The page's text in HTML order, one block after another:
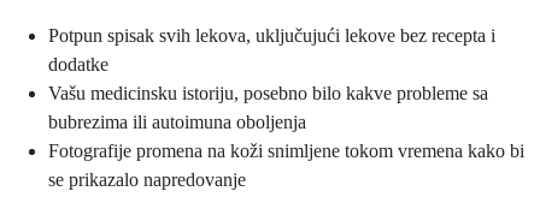
Potpun spisak svih lekova, uključujući lekove bez recepta i
dodatke
Vašu medicinsku istoriju, posebno bilo kakve probleme sa
bubrezima ili autoimuna oboljenja
Fotografije promena na koži snimljene tokom vremena kako bi
se prikazalo napredovanje